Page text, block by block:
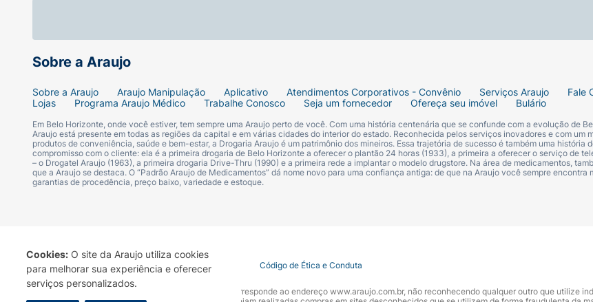
Cookies: O site da Araujo utiliza cookies
para melhorar sua experiência e oferecer
serviços personalizados.
Sobre a Araujo
Sobre a Araujo Araujo Manipulação Aplicativo Atendimentos Corporativos - Convênio Serviços Araujo
Fale
Lojas
Programa Araujo Médico Trabalhe Conosco Seja um fornecedor Ofereça seu imóvel Bulário
Em Belo Horizonte, onde você estiver, tem sempre uma Araujo perto de você. Com uma história centenária que se confunde com a evolução de
Araujo está presente em todas as regiões da capital e em várias cidades do interior do estado. Reconhecida pelos serviços inovadores e com um
produtos de conveniência, saúde e bem-estar, a Drogaria Araujo é um patrimônio dos mineiros. Essa trajetória de sucesso é também uma história
compromisso com o cliente: ela é a primeira drogaria de Belo Horizonte a oferecer o plantão 24 horas (1933), a primeira a oferecer o serviço de
– o Drogatel Araujo (1963), a primeira drogaria Drive-Thru (1990) e a primeira rede a implantar o modelo drugstore. Na área de medicamentos,
que a Araujo se destaca. O “Padrão Araujo de Medicamentos” dá nome novo para uma confiança antiga: de que na Araujo você sempre encontra
garantias de procedência, preço baixo, variedade e estoque.
Termo de Uso Portal da Privacidade Covid-19 Código de Ética e Conduta
A Drogaria Araujo S/A informa que o seu site oficial corresponde ao endereço www.araujo.com.br, não reconhecendo qualquer outro que utilize